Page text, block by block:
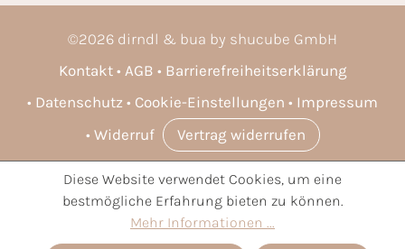
©2026 dirndl & bua by shucube GmbH
Kontakt
AGB
Barrierefreiheitserklärung
Datenschutz
Cookie-Einstellungen
Impressum
Widerruf
Vertrag widerrufen
* Alle Preise inkl. gesetzl. Mehrwertsteuer zzgl.Versandkosten
und ggf. Nachnahmegebühren, wenn nicht anders angegeben.
Diese Website verwendet Cookies, um eine
bestmögliche Erfahrung bieten zu können.
Mehr Informationen ...